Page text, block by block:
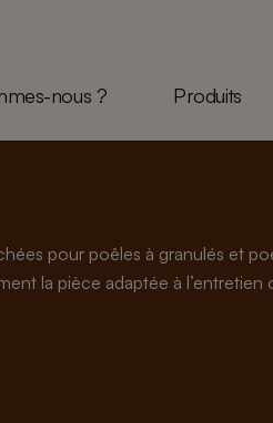
nous ? Produits
pour poêles à granulés et
la pièce adaptée à l’entretien